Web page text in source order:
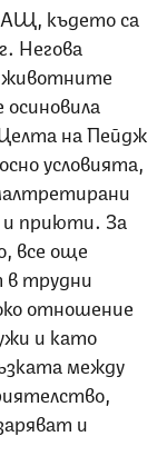
където са
Негова
животните
на Пейдж
условията,
и приюти. За
все още
в трудни
отношение
и като
между
и